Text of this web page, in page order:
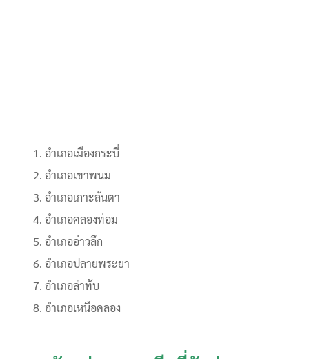
อำเภอเมืองกระบี่
อำเภอเขาพนม
อำเภอเกาะลันตา
อำเภอคลองท่อม
อำเภออ่าวลึก
อำเภอปลายพระยา
อำเภอลำทับ
อำเภอเหนือคลอง